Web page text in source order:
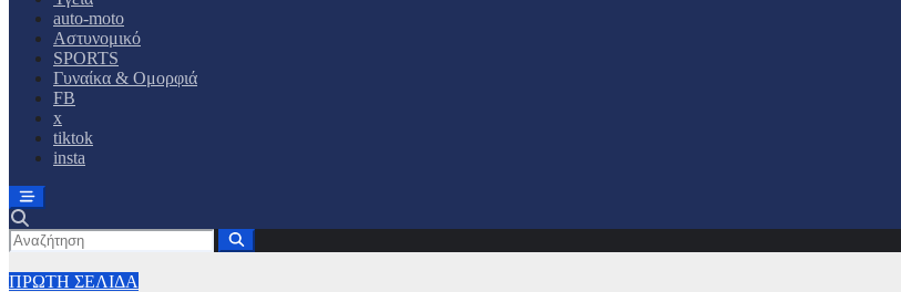
auto-moto
Αστυνομικό
SPORTS
Γυναίκα & Ομορφιά
FB
x
tiktok
insta
ΠΡΩΤΗ ΣΕΛΙΔΑ